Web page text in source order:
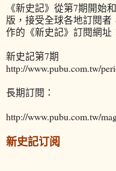
《新史記》從第7期開始
版，接受全球各地訂閱
作的《新史記》訂閱網址
新史記第7期
http://www.pubu.com.tw/
長期訂閱：
http://www.pubu.com.tw/
新史記订阅